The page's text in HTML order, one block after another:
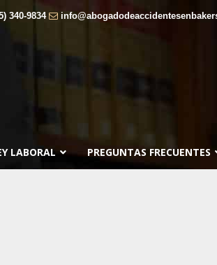
340-9834
LABORAL PREGUNTAS FRECUENTES